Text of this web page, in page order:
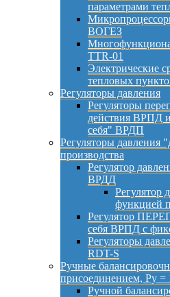
параметрами
ВОГЕЗ
TTR-01
Электрические
тепловых
Регуляторы давления
Регуляторы
действия ВРПД
себя" ВРДП
Регуляторы давления
производства
Регулятор
ВРДД
Регулятор
функцией
Регулятор
себя ВРПД с
Регуляторы
RDT-S
Ручные
присоединением, Py =
Ручной